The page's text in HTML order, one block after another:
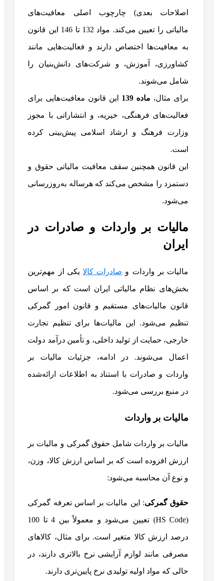
اصلاحات بعدی) چارچوب اصلی معافیت‌های
مالیاتی را تعیین می‌کند. مواد 132 تا 146 این قانون
به معافیت‌ها اختصاص دارند و فعالیت‌هایی مانند
کشاورزی، آموزش، و شرکت‌های دانش‌بنیان را
شامل می‌شوند.
برای مثال، ماده 139 این قانون معافیت‌هایی برای
فعالیت‌های فرهنگی، خیریه، و انتشاراتی با مجوز
وزارت فرهنگ و ارشاد اسلامی پیش‌بینی کرده
است.
این قانون همچنین سقف معافیت مالیاتی حقوق و
دستمزد را مشخص می‌کند که هرساله به‌روزرسانی
می‌شود.
مالیات بر واردات و صادرات در
ایران
مالیات بر واردات و صادرات کالایکی از مهم‌ترین
بخش‌های نظام مالیاتی ایران است که بر اساس
قانون مالیات‌های مستقیم و قانون امور گمرکی
تنظیم می‌شود. این مالیات‌ها برای تنظیم تجارت
خارجی، حمایت از تولید داخلی، و تأمین درآمد دولت
اعمال می‌شوند. در ادامه، جزئیات مالیات بر
واردات و صادرات با استناد به اطلاعات ارائه‌شده
در منبع بررسی می‌شود.
مالیات بر واردات
مالیات بر واردات شامل حقوق گمرکی و مالیات بر
ارزش افزوده است که بر اساس ارزش کالا، وزن،
و نوع آن محاسبه می‌شود:
حقوق گمرکی: این مالیات بر اساس تعرفه گمرکی
(HS Code) تعیین می‌شود و معمولاً بین 4 تا 100
درصد ارزش کالا متغیر است. برای مثال، کالاهای
مصرفی مانند لوازم آرایشی نرخ بالاتری دارند، در
حالی که مواد اولیه تولیدی نرخ پایین‌تری دارند.